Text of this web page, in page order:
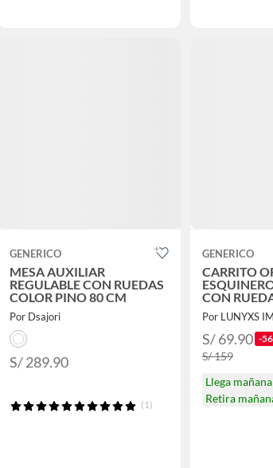
GENERICO
MESA AUXILIAR
REGULABLE CON RUEDAS
COLOR PINO 80 CM
Por Dsajori
S/ 289.90
(1)
GENERICO
CARRITO
CON
NEGRO
Por LUNYXS
S/ 69.90 -
S/ 159
Llega mañana
Retira